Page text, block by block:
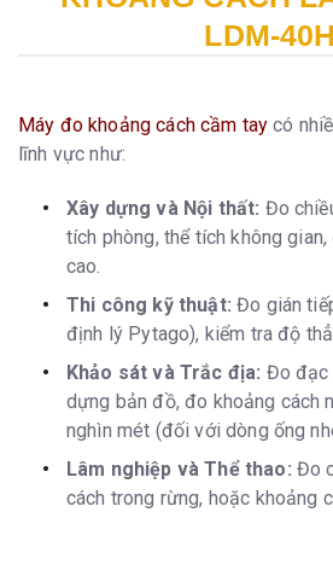
LDM-40H
Máy đo khoảng cách cầm tay có
lĩnh vực như:
Xây dựng và Nội thất: Đo
tích phòng, thể tích không
cao.
Thi công kỹ thuật: Đo gián
định lý Pytago), kiểm tra độ
Khảo sát và Trắc địa: Đo đạc
dựng bản đồ, đo khoảng cách
nghìn mét (đối với dòng ống
Lâm nghiệp và Thể thao: Đo
cách trong rừng, hoặc khoảng